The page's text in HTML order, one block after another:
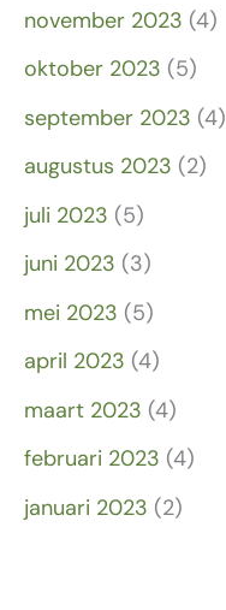
november 2023 (4)
oktober 2023 (5)
september 2023 (4)
augustus 2023 (2)
juli 2023 (5)
juni 2023 (3)
mei 2023 (5)
april 2023 (4)
maart 2023 (4)
februari 2023 (4)
januari 2023 (2)